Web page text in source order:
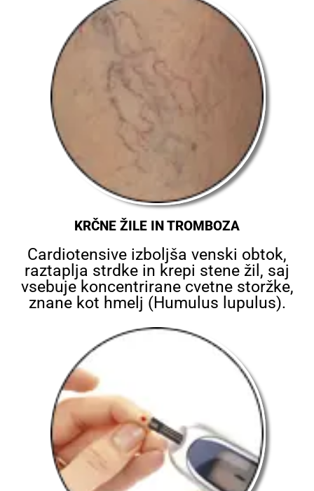
KRČNE ŽILE IN TROMBOZA
Cardiotensive izboljša venski obtok,
raztaplja strdke in krepi stene žil, saj
vsebuje koncentrirane cvetne storžke,
znane kot hmelj (Humulus lupulus).